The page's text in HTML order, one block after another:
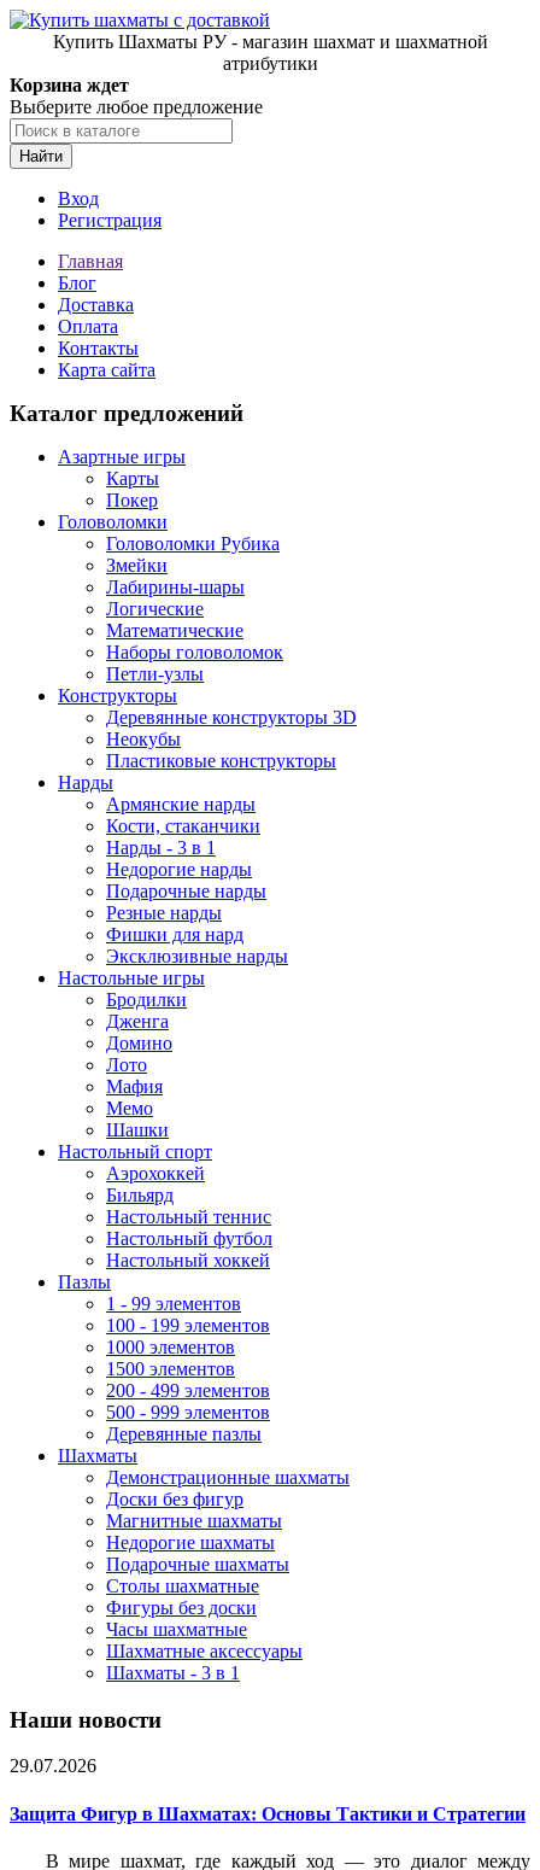
Купить Шахматы РУ - магазин шахмат и шахматной
атрибутики
Корзина ждет
Выберите любое предложение
Найти
Вход
Регистрация
Главная
Блог
Доставка
Оплата
Контакты
Карта сайта
Каталог предложений
Азартные игры
Карты
Покер
Головоломки
Головоломки Рубика
Змейки
Лабирины-шары
Логические
Математические
Наборы головоломок
Петли-узлы
Конструкторы
Деревянные конструкторы 3D
Неокубы
Пластиковые конструкторы
Нарды
Армянские нарды
Кости, стаканчики
Нарды - 3 в 1
Недорогие нарды
Подарочные нарды
Резные нарды
Фишки для нард
Эксклюзивные нарды
Настольные игры
Бродилки
Дженга
Домино
Лото
Мафия
Мемо
Шашки
Настольный спорт
Аэрохоккей
Бильярд
Настольный теннис
Настольный футбол
Настольный хоккей
Пазлы
1 - 99 элементов
100 - 199 элементов
1000 элементов
1500 элементов
200 - 499 элементов
500 - 999 элементов
Деревянные пазлы
Шахматы
Демонстрационные шахматы
Доски без фигур
Магнитные шахматы
Недорогие шахматы
Подарочные шахматы
Столы шахматные
Фигуры без доски
Часы шахматные
Шахматные аксессуары
Шахматы - 3 в 1
Наши новости
29.07.2026
Защита Фигур в Шахматах: Основы Тактики и Стратегии
В мире шахмат, где каждый ход — это диалог между